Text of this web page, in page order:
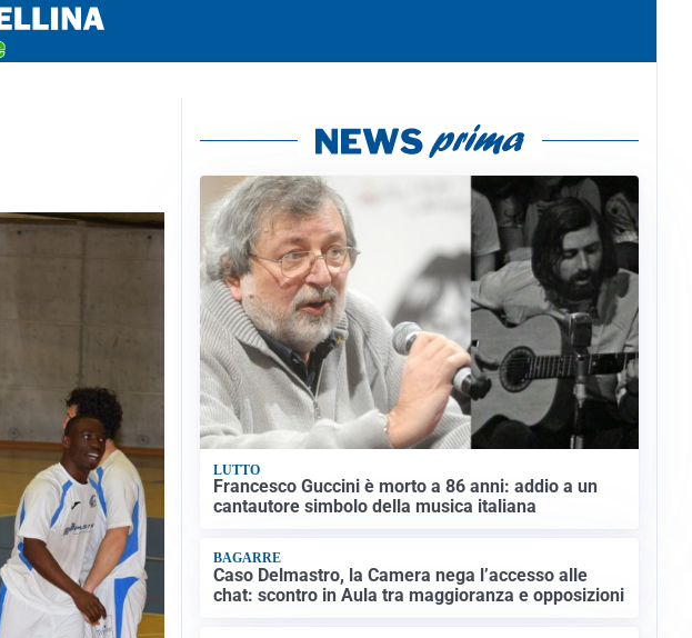
LUTTO
Francesco Guccini è morto a 86 anni: addio a un
cantautore simbolo della musica italiana
BAGARRE
Caso Delmastro, la Camera nega l’accesso alle
chat: scontro in Aula tra maggioranza e opposizioni